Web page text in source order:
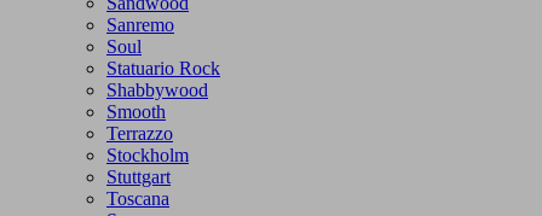
Sanremo
Soul
Statuario Rock
Shabbywood
Smooth
Terrazzo
Stockholm
Stuttgart
Toscana